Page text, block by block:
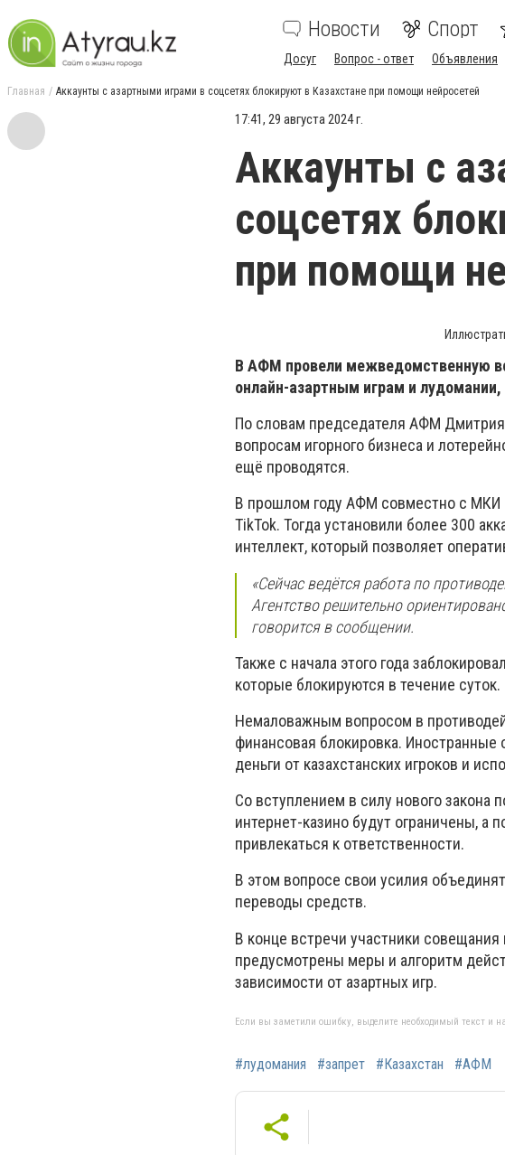
Новости Спорт
Досуг Вопрос - ответ Объявления
Главная Аккаунты с азартными играми в соцсетях блокируют в Казахстане при помощи нейросетей
17:41, 29 августа 2024 г.
Аккаунты с
соцсетях
при помощи
В АФМ провели межведомственную
онлайн-азартным играм и лудомании,
По словам председателя АФМ
вопросам игорного бизнеса и
ещё проводятся.
В прошлом году АФМ совместно с МКИ
TikTok. Тогда установили более 300
интеллект, который позволяет
«Сейчас ведётся работа по
Агентство решительно
говорится в сообщении.
Также с начала этого года
которые блокируются в течение суток.
Немаловажным вопросом в
финансовая блокировка. Иностранные
деньги от казахстанских игроков и
Со вступлением в силу нового закона
интернет-казино будут ограничены, а
привлекаться к ответственности.
В этом вопросе свои усилия
переводы средств.
В конце встречи участники
предусмотрены меры и алгоритм
зависимости от азартных игр.
Если вы заметили ошибку, выделите необходимый текст и
#лудомания #запрет #Казахстан #АФМ